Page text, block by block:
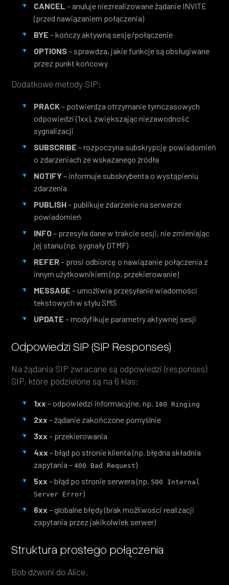
CANCEL – anuluje niezrealizowane żądanie INVITE
(przed nawiązaniem połączenia)
BYE – kończy aktywną sesję/połączenie
OPTIONS– sprawdza, jakie funkcje są obsługiwane
przez punkt końcowy
Dodatkowe metody SIP:
PRACK– potwierdza otrzymanie tymczasowych
odpowiedzi (1xx), zwiększając niezawodność
sygnalizacji
SUBSCRIBE – rozpoczyna subskrypcję powiadomień
o zdarzeniach ze wskazanego źródła
NOTIFY– informuje subskrybenta o wystąpieniu
zdarzenia
PUBLISH– publikuje zdarzenie na serwerze
powiadomień
INFO– przesyła dane w trakcie sesji, nie zmieniając
jej stanu (np. sygnały DTMF)
REFER– prosi odbiorcę o nawiązanie połączenia z
innym użytkownikiem (np. przekierowanie)
MESSAGE – umożliwia przesyłanie wiadomości
tekstowych w stylu SMS
UPDATE – modyfikuje parametry aktywnej sesji
Odpowiedzi SIP (SIP Responses)
Na żądania SIP zwracane są odpowiedzi (responses)
SIP, które podzielone są na 6 klas:
1xx – odpowiedzi informacyjne, np. 180 Ringing
2xx – żądanie zakończone pomyślnie
3xx – przekierowania
4xx – błąd po stronie klienta (np. błędna składnia
zapytania –400 Bad Request)
5xx – błąd po stronie serwera (np. 500 Internal
Server Error)
6xx – globalne błędy (brak możliwości realizacji
zapytania przez jakikolwiek serwer)
Struktura prostego połączenia
Bob dzwoni do Alice.